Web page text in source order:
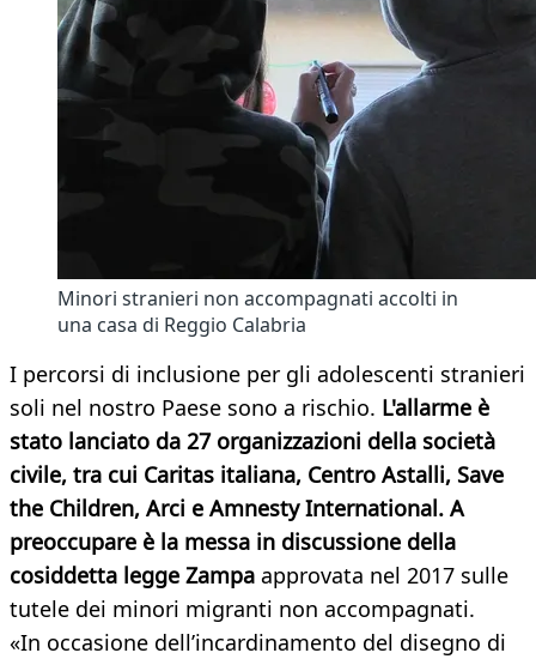
Minori stranieri non accompagnati accolti in
una casa di Reggio Calabria
I percorsi di inclusione per gli adolescenti stranieri
soli nel nostro Paese sono a rischio. L'allarme è
stato lanciato da 27 organizzazioni della società
civile, tra cui Caritas italiana, Centro Astalli, Save
the Children, Arci e Amnesty International. A
preoccupare è la messa in discussione della
cosiddetta legge Zampa approvata nel 2017 sulle
tutele dei minori migranti non accompagnati.
«In occasione dell’incardinamento del disegno di